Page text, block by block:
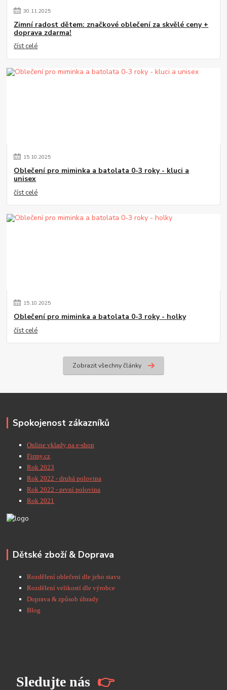
30.11.2025
Zimní radost dětem: značkové oblečení za skvělé ceny +
doprava zdarma!
číst celé
15.10.2025
Oblečení pro miminka a batolata 0-3 roky - kluci a
unisex
číst celé
15.10.2025
Oblečení pro miminka a batolata 0-3 roky - holky
číst celé
Zobrazit všechny články
Spokojenost zákazníků
Online vklady na e-shop
Firmy.cz
Rok 2023
Rok 2022 - druhá polovina
Rok 2022 - první polovina
Rok 2021
Dětské zboží & Doprava
Rozdělení oblečení dle jeho stavu
Rozdělení velikostí dle výrobce
Doprava & způsob úhrady
Blog
Sledujte nás 👉